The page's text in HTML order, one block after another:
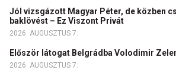
Jól vizsgázott Magyar Péter, de közben
baklövést – Ez Viszont Privát
2026. AUGUSZTUS 7.
Először látogat Belgrádba Volodimir
2026. AUGUSZTUS 7.